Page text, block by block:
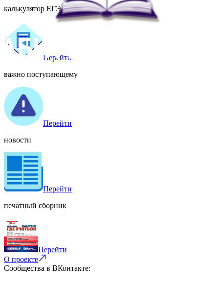
калькулятор ЕГЭ
Перейти
важно поступающему
Перейти
новости
Перейти
печатный сборник
Перейти
О проекте
Сообщества в ВКонтакте: